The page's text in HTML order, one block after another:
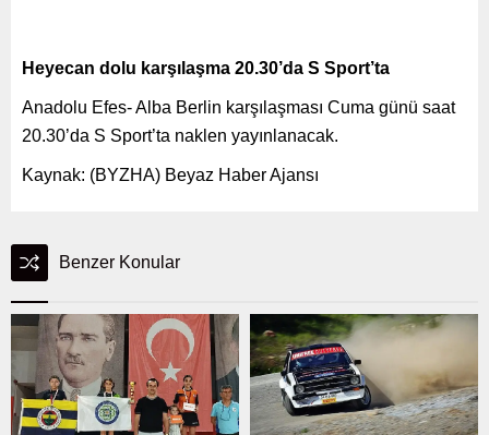
Heyecan dolu karşılaşma 20.30’da S Sport’ta
Anadolu Efes- Alba Berlin karşılaşması Cuma günü saat
20.30’da S Sport’ta naklen yayınlanacak.
Kaynak: (BYZHA) Beyaz Haber Ajansı
Benzer Konular